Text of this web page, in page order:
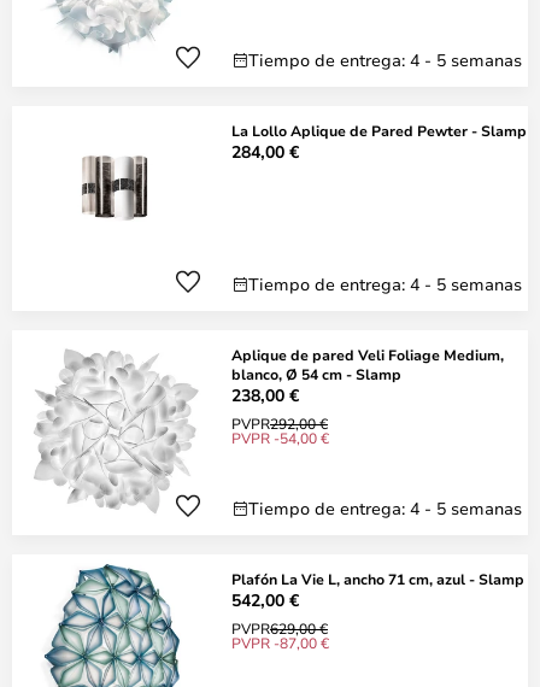
Tiempo de entrega: 4 - 5 semanas
La Lollo Aplique de Pared Pewter - Slamp
284,00 €
Tiempo de entrega: 4 - 5 semanas
Aplique de pared Veli Foliage Medium,
blanco, Ø 54 cm - Slamp
238,00 €
PVPR292,00 €
PVPR -54,00 €
Tiempo de entrega: 4 - 5 semanas
Plafón La Vie L, ancho 71 cm, azul - Slamp
542,00 €
PVPR629,00 €
PVPR -87,00 €